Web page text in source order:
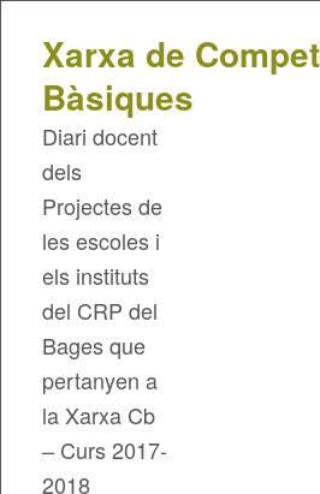
Xarxa de
Bàsiques
Diari docent
dels
Projectes de
les escoles i
els instituts
del CRP del
Bages que
pertanyen a
la Xarxa Cb
– Curs 2017-
2018